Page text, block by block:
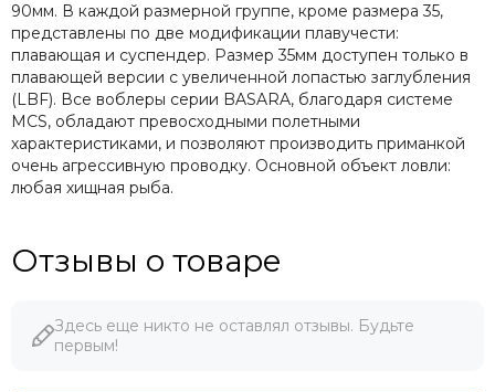
90мм. В каждой размерной группе, кроме размера 35,
представлены по две модификации плавучести:
плавающая и суспендер. Размер 35мм доступен только в
плавающей версии с увеличенной лопастью заглубления
(LBF). Все воблеры серии BASARA, благодаря системе
MCS, обладают превосходными полетными
характеристиками, и позволяют производить приманкой
очень агрессивную проводку. Основной объект ловли:
любая хищная рыба.
Отзывы о товаре
Здесь еще никто не оставлял отзывы. Будьте
первым!